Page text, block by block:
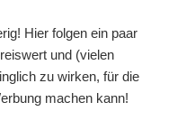
Hier folgen ein paar
und (vielen
zu wirken, für die
machen kann!